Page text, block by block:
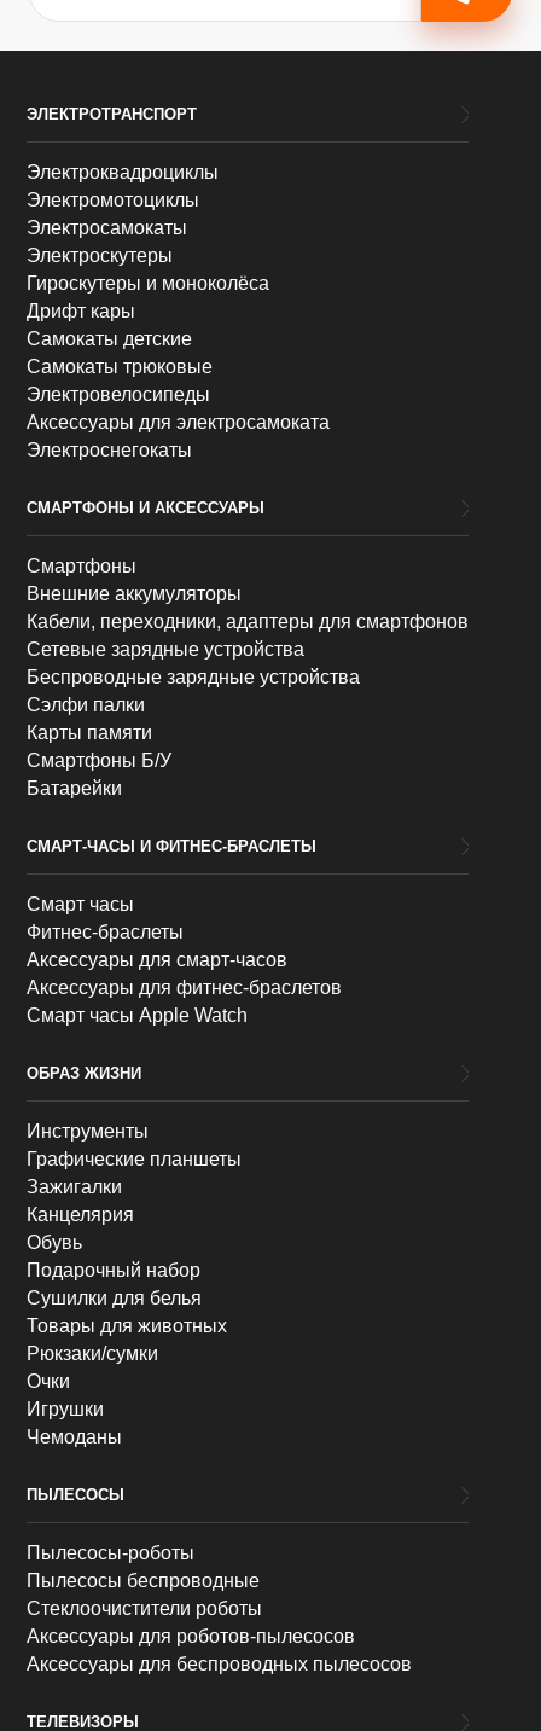
ЭЛЕКТРОТРАНСПОРТ
Электроквадроциклы
Электромотоциклы
Электросамокаты
Электроскутеры
Гироскутеры и моноколёса
Дрифт кары
Самокаты детские
Самокаты трюковые
Электровелосипеды
Аксессуары для электросамоката
Электроснегокаты
СМАРТФОНЫ И АКСЕССУАРЫ
Смартфоны
Внешние аккумуляторы
Кабели, переходники, адаптеры для смартфонов
Сетевые зарядные устройства
Беспроводные зарядные устройства
Сэлфи палки
Карты памяти
Смартфоны Б/У
Батарейки
СМАРТ-ЧАСЫ И ФИТНЕС-БРАСЛЕТЫ
Смарт часы
Фитнес-браслеты
Аксессуары для смарт-часов
Аксессуары для фитнес-браслетов
Смарт часы Apple Watch
ОБРАЗ ЖИЗНИ
Инструменты
Графические планшеты
Зажигалки
Канцелярия
Обувь
Подарочный набор
Сушилки для белья
Товары для животных
Рюкзаки/сумки
Очки
Игрушки
Чемоданы
ПЫЛЕСОСЫ
Пылесосы-роботы
Пылесосы беспроводные
Стеклоочистители роботы
Аксессуары для роботов-пылесосов
Аксессуары для беспроводных пылесосов
ТЕЛЕВИЗОРЫ